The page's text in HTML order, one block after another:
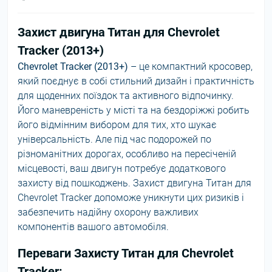
Захист двигуна Титан для Chevrolet
Tracker (2013+)
Chevrolet Tracker (2013+) – це компактний кросовер,
який поєднує в собі стильний дизайн і практичність
для щоденних поїздок та активного відпочинку.
Його маневреність у місті та на бездоріжжі робить
його відмінним вибором для тих, хто шукає
універсальність. Але під час подорожей по
різноманітних дорогах, особливо на пересіченій
місцевості, ваш двигун потребує додаткового
захисту від пошкоджень. Захист двигуна Титан для
Chevrolet Tracker допоможе уникнути цих ризиків і
забезпечить надійну охорону важливих
компонентів вашого автомобіля.
Переваги Захисту Титан для Chevrolet